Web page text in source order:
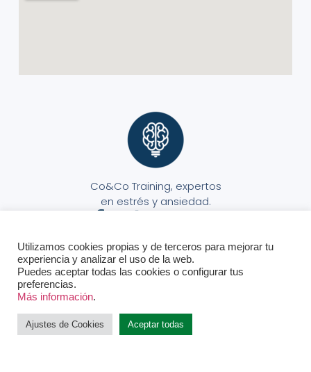
Co&Co Training, expertos
en estrés y ansiedad.
Aviso Legal Política de Privacidad
Utilizamos cookies propias y de terceros para mejorar tu
experiencia y analizar el uso de la web.
Puedes aceptar todas las cookies o configurar tus
preferencias.
Más información.
Ajustes de Cookies Aceptar todas